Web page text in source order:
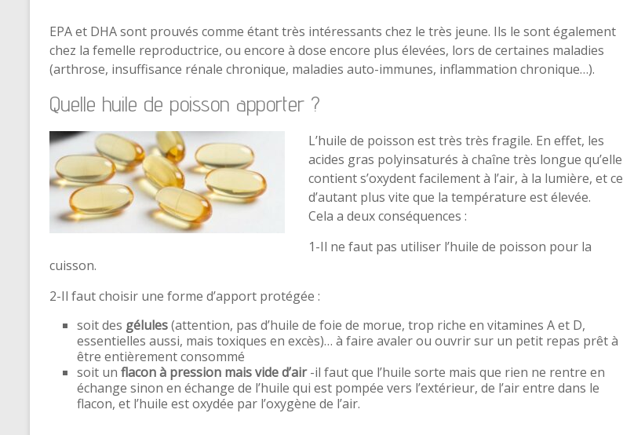
EPA et DHA sont prouvés comme étant très intéressants chez le très jeune. Ils le sont également
chez la femelle reproductrice, ou encore à dose encore plus élevées, lors de certaines maladies
(arthrose, insuffisance rénale chronique, maladies auto-immunes, inflammation chronique…).
Quelle huile de poisson apporter ?
L’huile de poisson est très très fragile. En effet, les
acides gras polyinsaturés à chaîne très longue qu’elle
contient s’oxydent facilement à l’air, à la lumière, et ce
d’autant plus vite que la température est élevée.
Cela a deux conséquences :
1-Il ne faut pas utiliser l’huile de poisson pour la
cuisson.
2-Il faut choisir une forme d’apport protégée :
soit des gélules(attention, pas d’huile de foie de morue, trop riche en vitamines A et D,
essentielles aussi, mais toxiques en excès)… à faire avaler ou ouvrir sur un petit repas prêt à
être entièrement consommé
soit un flacon à pression mais vide d’air-il faut que l’huile sorte mais que rien ne rentre en
échange sinon en échange de l’huile qui est pompée vers l’extérieur, de l’air entre dans le
flacon, et l’huile est oxydée par l’oxygène de l’air.